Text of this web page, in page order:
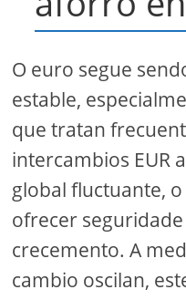
O euro segue
estable,
que tratan
intercambios EUR
global fluctuante,
ofrecer
crecemento. A
cambio oscilan,